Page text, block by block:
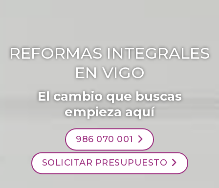
REFORMAS INTEGRALES
EN VIGO
El cambio que buscas
empieza aquí
986 070 001
SOLICITAR PRESUPUESTO